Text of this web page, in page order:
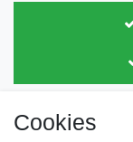
Direkt vom
Cookies